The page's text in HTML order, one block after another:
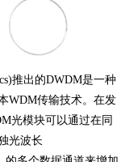
推出的DWDM是一种
WDM传输技术。在发
光模块可以通过在同
光波长